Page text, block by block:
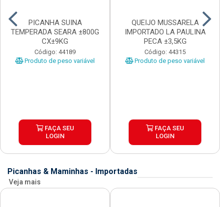
PICANHA SUINA
TEMPERADA SEARA ±800G
CX±9KG
Código: 44189
Produto de peso variável
FAÇA SEU
LOGIN
QUEIJO MUSSARELA
IMPORTADO LA PAULINA
PECA ±3,5KG
Código: 44315
Produto de peso variável
FAÇA SEU
LOGIN
Picanhas & Maminhas - Importadas
Veja mais